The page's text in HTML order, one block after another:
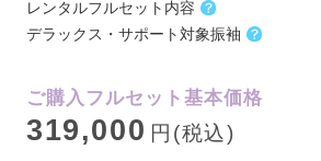
レンタルフルセット内容
デラックス・サポート対象振袖
ご購入フルセット基本価格
319,000 円(税込)